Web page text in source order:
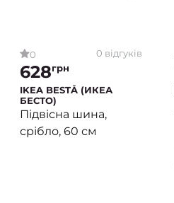
0 0 відгуків
628грн
IKEA BESTÅ (ИКЕА
БЕСТО)
Підвісна шина,
срібло, 60 см